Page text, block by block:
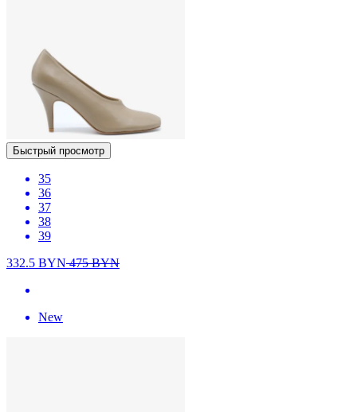
Быстрый просмотр
35
36
37
38
39
332.5 BYN475BYN
New